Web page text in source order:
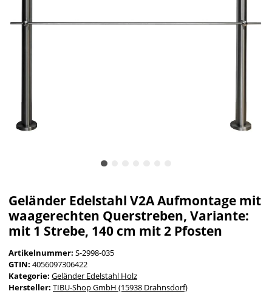
Geländer Edelstahl V2A Aufmontage mit
waagerechten Querstreben, Variante:
mit 1 Strebe, 140 cm mit 2 Pfosten
Artikelnummer: S-2998-035
GTIN: 4056097306422
Kategorie: Geländer Edelstahl Holz
Hersteller: TIBU-Shop GmbH (15938 Drahnsdorf)